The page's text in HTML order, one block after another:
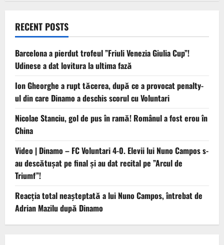
RECENT POSTS
Barcelona a pierdut trofeul ”Friuli Venezia Giulia Cup”!
Udinese a dat lovitura la ultima fază
Ion Gheorghe a rupt tăcerea, după ce a provocat penalty-
ul din care Dinamo a deschis scorul cu Voluntari
Nicolae Stanciu, gol de pus în ramă! Românul a fost erou în
China
Video | Dinamo – FC Voluntari 4-0. Elevii lui Nuno Campos s-
au descătușat pe final și au dat recital pe ”Arcul de
Triumf”!
Reacția total neașteptată a lui Nuno Campos, întrebat de
Adrian Mazilu după Dinamo